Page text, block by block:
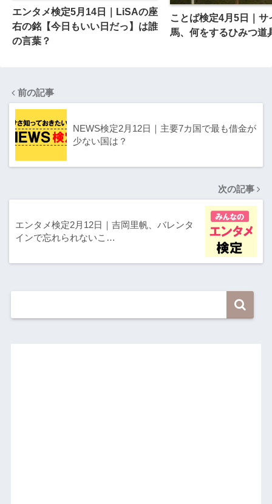
エンタメ検定5月14日｜LiSAの座
右の銘【今日もいい日だっ】は誰
の言葉？
ことば検定4月5日｜サ
馬、何をするひみつ道
前の記事
NEWS検定2月12日｜主要7カ国で最も借金が
少ない国は？
次の記事
エンタメ検定2月12日｜吉岡里帆、バレンタ
インで忘れられないこ…